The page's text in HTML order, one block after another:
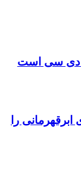
دی سی است
را